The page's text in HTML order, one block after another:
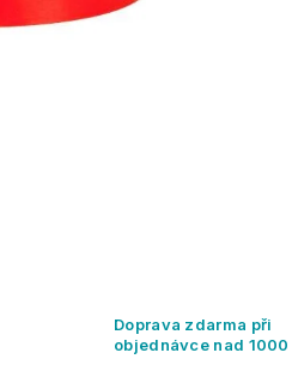
Doprava zdarma při
objednávce nad 1000